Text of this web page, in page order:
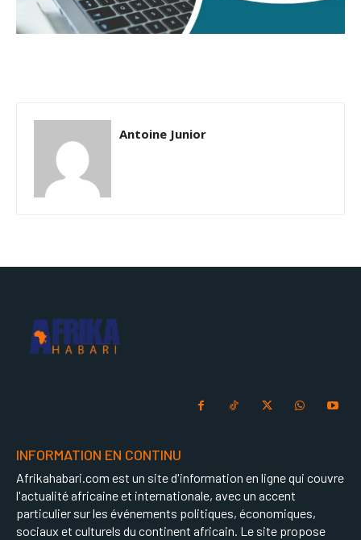
Antoine Junior
INFORMATION EN CONTINU
Afrikahabari.com est un site d'information en ligne qui couvre
l'actualité africaine et internationale, avec un accent
particulier sur les événements politiques, économiques,
sociaux et culturels du continent africain. Le site propose